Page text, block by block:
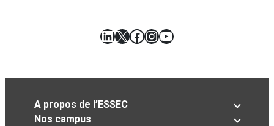
LinkedIn
X Facebook
Instagram
YouTube
A propos de l’ESSEC
Nos campus